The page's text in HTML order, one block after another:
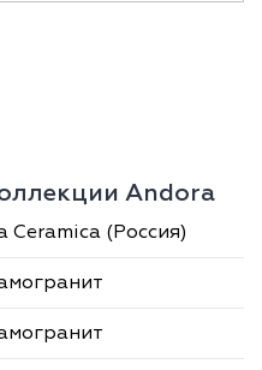
Andora
Ceramica (Россия)